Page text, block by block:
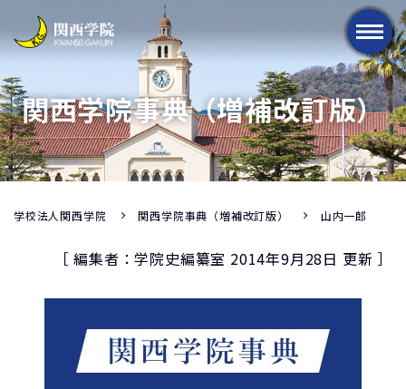
メニュー
関西学院事典（増補改訂版）
学校法人関西学院 関西学院事典（増補改訂版） 山内一郎
［ 編集者：学院史編纂室 2014年9月28日 更新 ］